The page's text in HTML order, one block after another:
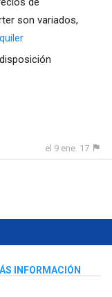
son variados,
el 9 ene. 17
INFORMACIÓN